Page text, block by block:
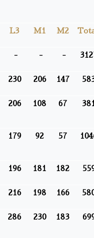
L3 M1 M2
- - -
230 206 147
206 108 67
179 92 57
196 181 182
216 198 166
286 230 183